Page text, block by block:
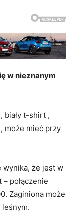
w nieznanym
biały t-shirt ,
może mieć przy
że jest w
połączenie
Zaginiona może